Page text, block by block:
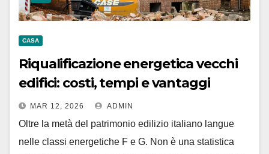
CASA
Riqualificazione energetica vecchi
edifici: costi, tempi e vantaggi
MAR 12, 2026 ADMIN
Oltre la metà del patrimonio edilizio italiano langue
nelle classi energetiche F e G. Non è una statistica